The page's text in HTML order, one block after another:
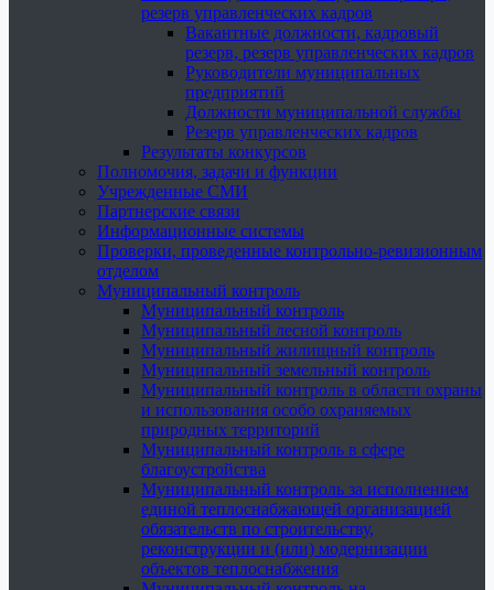
резерв управленческих кадров
Вакантные должности, кадровый
резерв, резерв управленческих кадров
Руководители муниципальных
предприятий
Должности муниципальной службы
Резерв управленческих кадров
Результаты конкурсов
Полномочия, задачи и функции
Учрежденные СМИ
Партнерские связи
Информационные системы
Проверки, проведенные контрольно-ревизионным
отделом
Муниципальный контроль
Муниципальный контроль
Муниципальный лесной контроль
Муниципальный жилищный контроль
Муниципальный земельный контроль
Муниципальный контроль в области охраны
и использования особо охраняемых
природных территорий
Муниципальный контроль в сфере
благоустройства
Муниципальный контроль за исполнением
единой теплоснабжающей организацией
обязательств по строительству,
реконструкции и (или) модернизации
объектов теплоснабжения